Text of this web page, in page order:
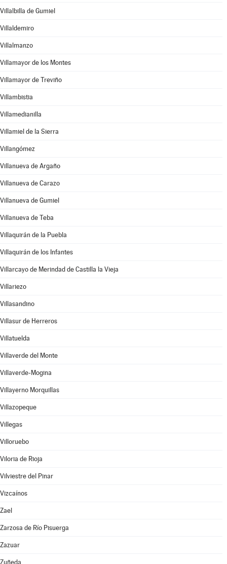
Villalbilla de Gumiel
Villaldemiro
Villalmanzo
Villamayor de los Montes
Villamayor de Treviño
Villambistia
Villamedianilla
Villamiel de la Sierra
Villangómez
Villanueva de Argaño
Villanueva de Carazo
Villanueva de Gumiel
Villanueva de Teba
Villaquirán de la Puebla
Villaquirán de los Infantes
Villarcayo de Merindad de Castilla la Vieja
Villariezo
Villasandino
Villasur de Herreros
Villatuelda
Villaverde del Monte
Villaverde-Mogina
Villayerno Morquillas
Villazopeque
Villegas
Villoruebo
Viloria de Rioja
Vilviestre del Pinar
Vizcaínos
Zael
Zarzosa de Río Pisuerga
Zazuar
Zuñeda